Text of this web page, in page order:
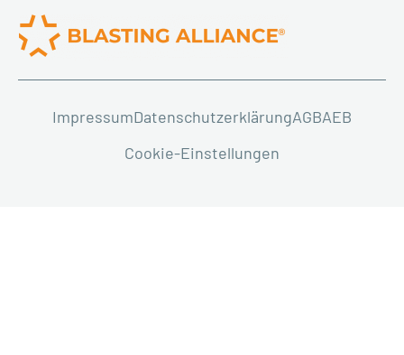
ImpressumDatenschutzerklärungAGBAEB
Cookie-Einstellungen